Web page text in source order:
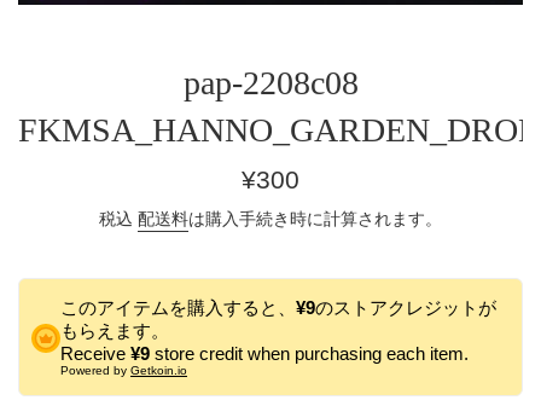
pap-2208c08
通
価
¥300
税込 配送料は購入手続き時に計算されます。
このアイテムを購入すると、 ¥9のストアクレジットが
もらえます。
Receive ¥9 store credit when purchasing each item.
Powered by Getkoin.io